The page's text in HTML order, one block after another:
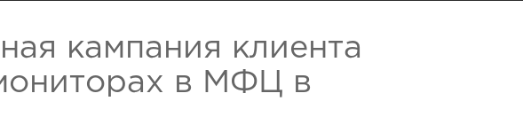
кампания клиента
в МФЦ в